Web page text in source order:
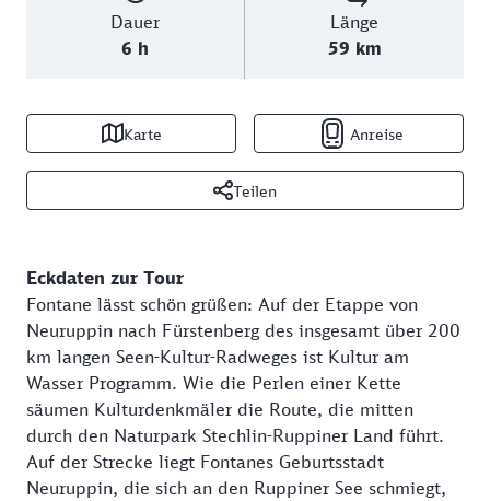
Dauer
6 h
Länge
59 km
Karte Anreise
Teilen
Eckdaten zur Tour
Fontane lässt schön grüßen: Auf der Etappe von
Neuruppin nach Fürstenberg des insgesamt über 200
km langen Seen-Kultur-Radweges ist Kultur am
Wasser Programm. Wie die Perlen einer Kette
säumen Kulturdenkmäler die Route, die mitten
durch den Naturpark Stechlin-Ruppiner Land führt.
Auf der Strecke liegt Fontanes Geburtsstadt
Neuruppin, die sich an den Ruppiner See schmiegt,